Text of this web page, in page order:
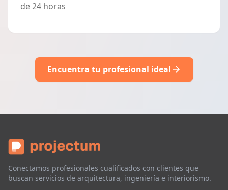
de 24 horas
Encuentra tu profesional ideal
Conectamos profesionales cualificados con clientes que
buscan servicios de arquitectura, ingeniería e interiorismo.